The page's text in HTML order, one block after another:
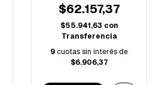
$62.157,37
$55.941,63 con
Transferencia
9cuotas sin interés de
$6.906,37